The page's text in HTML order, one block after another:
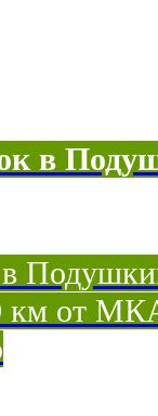
в
в
от